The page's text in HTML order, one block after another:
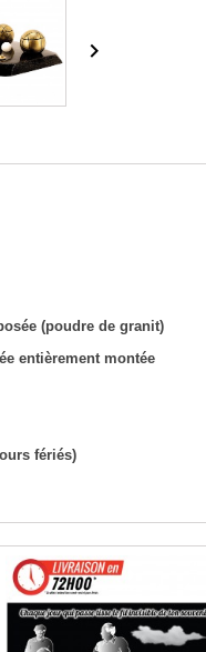

(poudre de granit)
entièrement montée
fériés)